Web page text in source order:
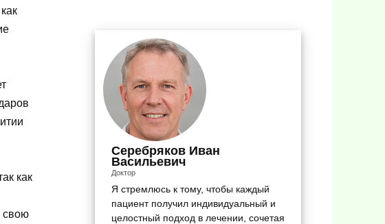
как
свою
Серебряков Иван
Васильевич
Доктор
Я стремлюсь к тому, чтобы каждый
пациент получил индивидуальный и
целостный подход в лечении, сочетая